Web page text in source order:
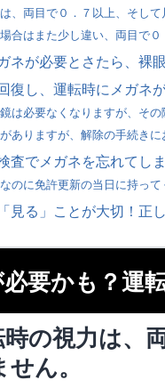
、両目で０．７以上、そし
合はまた少し違い、両目で０
ネが必要とさたら、裸
復し、運転時にメガネ
は必要なくなりますが、そ
ありますが、解除の手続きに
査でメガネを忘れてし
のに免許更新の当日に持っ
見る」ことが大切！正
要かも？運
の視力は、
ん。